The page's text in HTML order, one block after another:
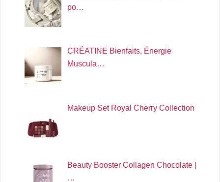
po…
CRÉATINE Bienfaits, Énergie
Muscula…
Makeup Set Royal Cherry Collection
Beauty Booster Collagen Chocolate |
…